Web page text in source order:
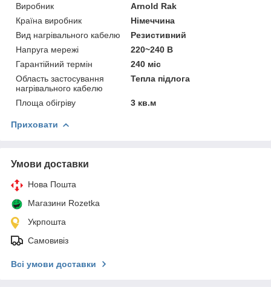
Виробник
Arnold Rak
Країна виробник
Німеччина
Вид нагрівального кабелю
Резистивний
Напруга мережі
220~240 В
Гарантійний термін
240 міс
Область застосування
нагрівального кабелю
Тепла підлога
Площа обігріву 3 кв.м
Приховати
Умови доставки
Нова Пошта
Магазини Rozetka
Укрпошта
Самовивіз
Всі умови доставки